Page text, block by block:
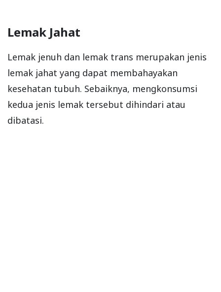
Lemak Jahat
Lemak jenuh dan lemak trans merupakan jenis
lemak jahat yang dapat membahayakan
kesehatan tubuh. Sebaiknya, mengkonsumsi
kedua jenis lemak tersebut dihindari atau
dibatasi.